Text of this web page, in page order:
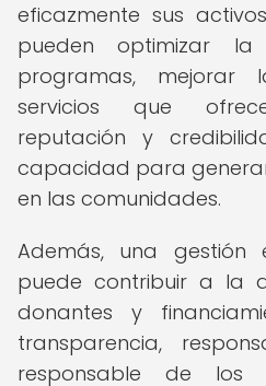
eficazmente sus
pueden optimizar
programas,
servicios que
reputación y
capacidad para
en las comunidades.
Además, una gestión
puede contribuir a la
donantes y
transparencia,
responsable de los